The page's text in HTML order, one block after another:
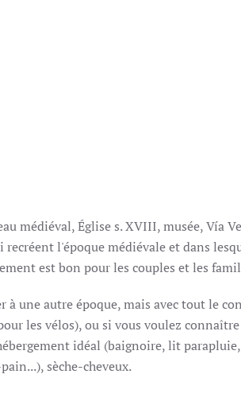
médiéval, Église s.XVIII, musée, Vía
recréent l'époque médiévale et dans
est bon pour les couples et les
à une autre époque, mais avec tout le
les vélos), ou si vous voulez
idéal (baignoire, lit parapluie,
sèche-cheveux.